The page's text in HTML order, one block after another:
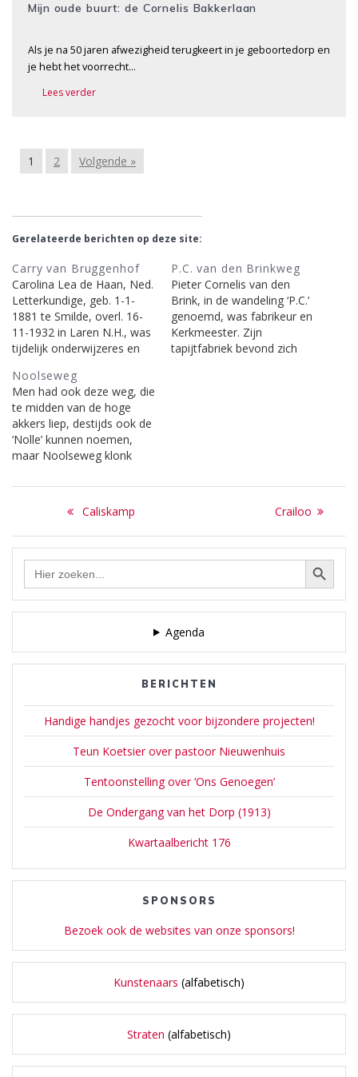
Mijn oude buurt: de Cornelis Bakkerlaan
Als je na 50 jaren afwezigheid terugkeert in je geboortedorp en
je hebt het voorrecht…
Lees verder
1 2 Volgende »
Gerelateerde berichten op deze site:
Carry van Bruggenhof
Carolina Lea de Haan, Ned.
Letterkundige, geb. 1-1-
1881 te Smilde, overl. 16-
11-1932 in Laren N.H., was
tijdelijk onderwijzeres en
Cornelis van Bruggen,
onder wiens naam zij, ook
na haar tweede huwelijk
met de kunsthistoricus Dr.
A. Pit, bleef publiceren. In
het prille begin van 1900
P.C. van den Brinkweg
Pieter Cornelis van den
Brink, in de wandeling ‘P.C.’
genoemd, was fabrikeur en
Kerkmeester. Zijn
tapijtfabriek bevond zich
gebruikt.…
Noolseweg
Men had ook deze weg, die
te midden van de hoge
akkers liep, destijds ook de
‘Nolle’ kunnen noemen,
maar Noolseweg klonk
hetzelfde. Toen in het
weg werd aangelegd
stonden er maar twee
huizen. Die van
Schoonhoven van Beurden
Bericht
navigatie
Previous
Caliskamp
Next
Crailoo
Zoek Zoekknop
Agenda
BERICHTEN
Handige handjes gezocht voor bijzondere projecten!
Teun Koetsier over pastoor Nieuwenhuis
Tentoonstelling over ‘Ons Genoegen’
De Ondergang van het Dorp (1913)
Kwartaalbericht 176
SPONSORS
Bezoek ook de websites van onze sponsors!
Kunstenaars (alfabetisch)
Straten (alfabetisch)